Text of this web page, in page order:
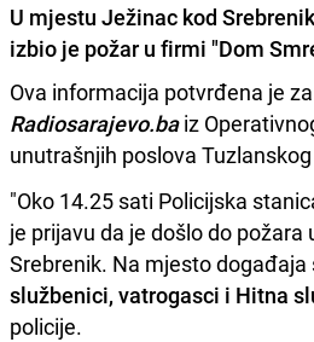
U mjestu Ježinac kod
izbio je požar u firmi "Dom
Ova informacija potvrđena je
Radiosarajevo.baiz
unutrašnjih poslova
"Oko 14.25 sati Policijska
je prijavu da je došlo do požara
Srebrenik. Na mjesto događaja
službenici, vatrogasci i Hitna
policije.